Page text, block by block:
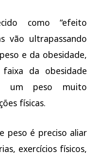
como “efeito
vão ultrapassando
e da obesidade,
da obesidade
um peso muito
físicas.
peso é preciso aliar
exercícios físicos,